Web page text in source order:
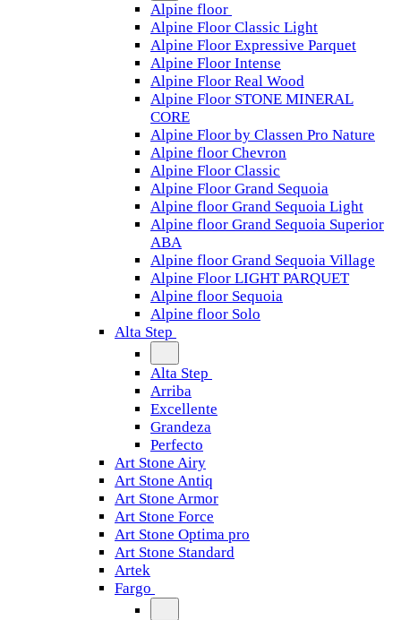
Alpine floor
Alpine Floor Classic Light
Alpine Floor Expressive Parquet
Alpine Floor Intense
Alpine Floor Real Wood
Alpine Floor STONE MINERAL
CORE
Alpine Floor by Classen Pro Nature
Alpine floor Chevron
Alpine Floor Classic
Alpine Floor Grand Sequoia
Alpine floor Grand Sequoia Light
Alpine floor Grand Sequoia Superior
ABA
Alpine floor Grand Sequoia Village
Alpine Floor LIGHT PARQUET
Alpine floor Sequoia
Alpine floor Solo
Alta Step
Alta Step
Arriba
Excellente
Grandeza
Perfecto
Art Stone Airy
Art Stone Antiq
Art Stone Armor
Art Stone Force
Art Stone Optima pro
Art Stone Standard
Artek
Fargo